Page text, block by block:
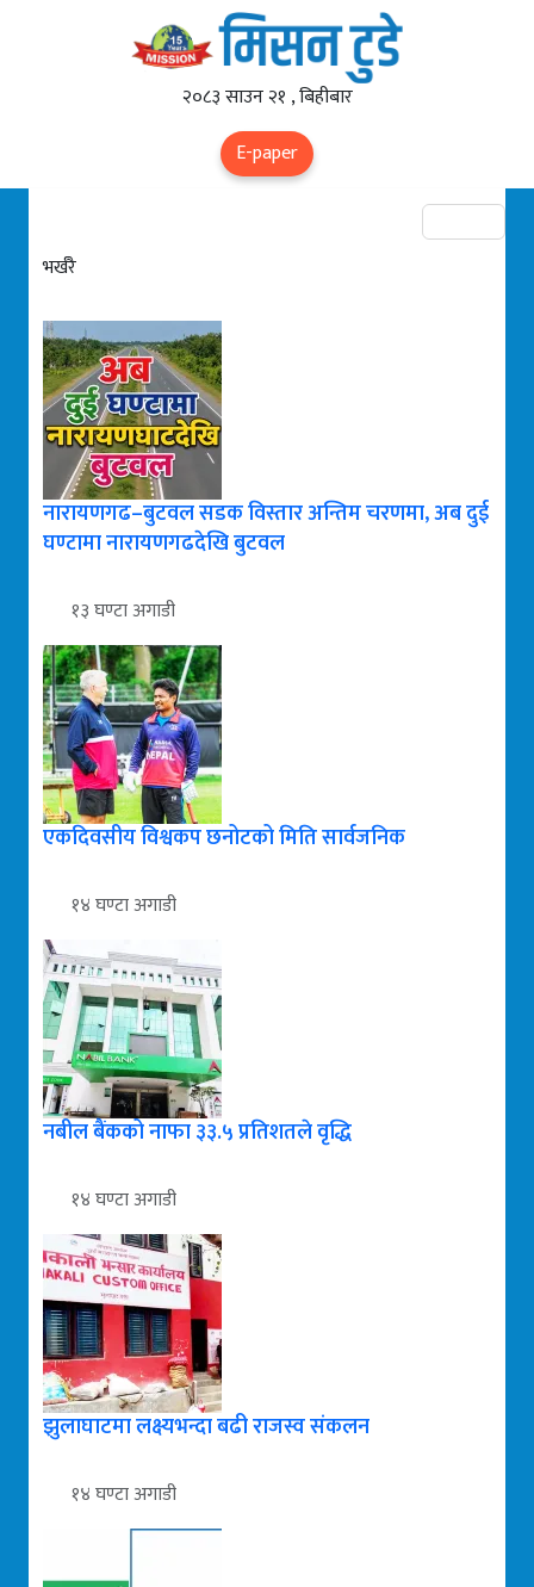
२०८३ साउन २१ , बिहीबार
E-paper
भर्खरै
नारायणगढ–बुटवल सडक विस्तार अन्तिम चरणमा, अब दुई
घण्टामा नारायणगढदेखि बुटवल
१३ घण्टा अगाडी
एकदिवसीय विश्वकप छनोटको मिति सार्वजनिक
१४ घण्टा अगाडी
नबील बैंकको नाफा ३३.५ प्रतिशतले वृद्धि
१४ घण्टा अगाडी
झुलाघाटमा लक्ष्यभन्दा बढी राजस्व संकलन
१४ घण्टा अगाडी